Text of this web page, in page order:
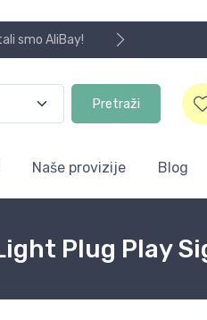
smo AliBay!
Pretraži
Naše provizije Blog
Plug Play